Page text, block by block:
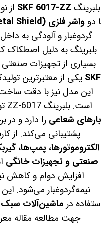
بلبرینگ SKF 6017‑ZZ از
دو واشر فلزی (Metal Shield)
گردوغبار و آلودگی به
بلبرینگ به دلیل اصطکاک
بسیاری از تجهیزات
SKF یکی از معتبرترین
این مدل نیز با دقت ساخت
است. بلبرینگ 6017‑ZZ توانایی تحمل
بارهای شعاعی را دارد و در
پشتیبانی می‌کند. از
الکتروموتورها، پمپ‌ها،
صنعتی و تجهیزات خانگی
افزایش دوام و کاهش
نیمه‌گردوغبار می‌شود.
در ماشین‌آلات سبک
جهت مطالعه مقاله